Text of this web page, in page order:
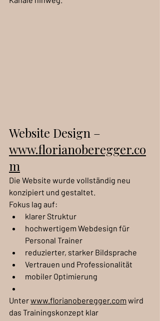
Website Design –
www.florianoberegger.co
m
Die Website wurde vollständig neu
konzipiert und gestaltet.
Fokus lag auf:
klarer Struktur
hochwertigem Webdesign für
Personal Trainer
reduzierter, starker Bildsprache
Vertrauen und Professionalität
mobiler Optimierung
Unter www.florianoberegger.com wird
das Trainingskonzept klar